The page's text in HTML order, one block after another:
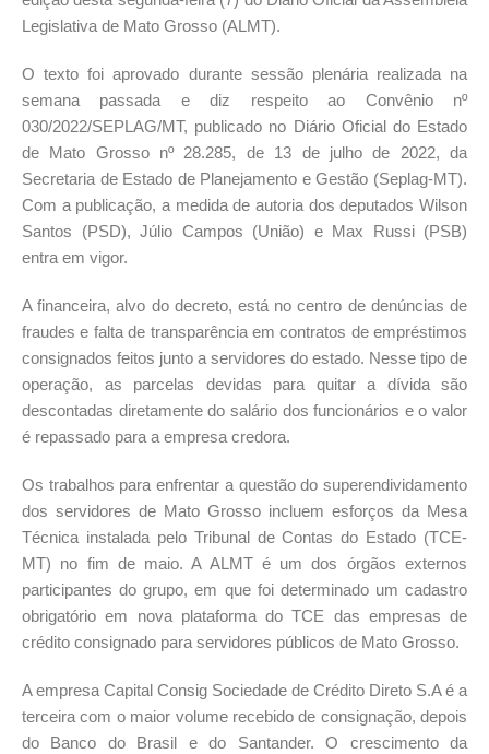
Legislativa de Mato Grosso (ALMT).
O texto foi aprovado durante sessão plenária realizada na
semana passada e diz respeito ao Convênio nº
030/2022/SEPLAG/MT, publicado no Diário Oficial do Estado
de Mato Grosso nº 28.285, de 13 de julho de 2022, da
Secretaria de Estado de Planejamento e Gestão (Seplag-MT).
Com a publicação, a medida de autoria dos deputados Wilson
Santos (PSD), Júlio Campos (União) e Max Russi (PSB)
entra em vigor.
A financeira, alvo do decreto, está no centro de denúncias de
fraudes e falta de transparência em contratos de empréstimos
consignados feitos junto a servidores do estado. Nesse tipo de
operação, as parcelas devidas para quitar a dívida são
descontadas diretamente do salário dos funcionários e o valor
é repassado para a empresa credora.
Os trabalhos para enfrentar a questão do superendividamento
dos servidores de Mato Grosso incluem esforços da Mesa
Técnica instalada pelo Tribunal de Contas do Estado (TCE-
MT) no fim de maio. A ALMT é um dos órgãos externos
participantes do grupo, em que foi determinado um cadastro
obrigatório em nova plataforma do TCE das empresas de
crédito consignado para servidores públicos de Mato Grosso.
A empresa Capital Consig Sociedade de Crédito Direto S.A é a
terceira com o maior volume recebido de consignação, depois
do Banco do Brasil e do Santander. O crescimento da